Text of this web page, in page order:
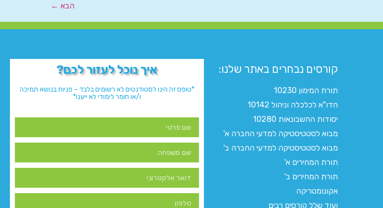
הבא ←
קורסים נבחרים באתר שלנו:​
תורת המימון 10230
חדו"א לכלכלה וניהול 10142
יסודות החשבונאות 10280
מבוא לסטטיסטיקה למדעי החברה א'
מבוא לסטטיסטיקה למדעי החברה ב'
תורת המחירים א'
תורת המחירים ב'
אקונומטריקה
ועוד שלל קורסים רבים
איך נוכל לעזור לכם?
*טופס זה הינו לסטודנטים לא רשומים בלבד – פניות בנושא תמיכה
ו/או חומר לימודי לא ייענו*